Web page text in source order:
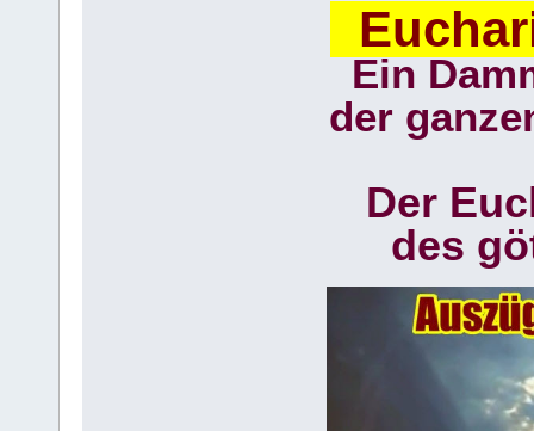
Ein
der
Der
des